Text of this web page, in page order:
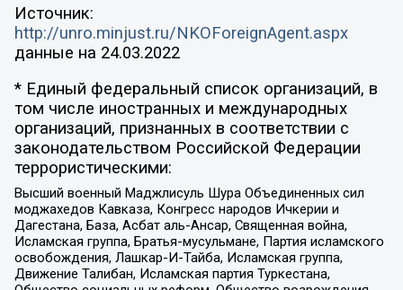
Источник:
http://unro.minjust.ru/NKOForeignAgent.aspx
данные на 24.03.2022
* Единый федеральный список организаций, в
том числе иностранных и международных
организаций, признанных в соответствии с
законодательством Российской Федерации
террористическими:
Высший военный Маджлисуль Шура Объединенных сил
моджахедов Кавказа, Конгресс народов Ичкерии и
Дагестана, База, Асбат аль-Ансар, Священная война,
Исламская группа, Братья-мусульмане, Партия исламского
освобождения, Лашкар-И-Тайба, Исламская группа,
Движение Талибан, Исламская партия Туркестана,